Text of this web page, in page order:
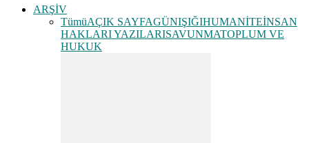
ARŞİV
TümüAÇIK SAYFAGÜNIŞIĞIHUMANİTEİNSAN
HAKLARI YAZILARISAVUNMATOPLUM VE
HUKUK